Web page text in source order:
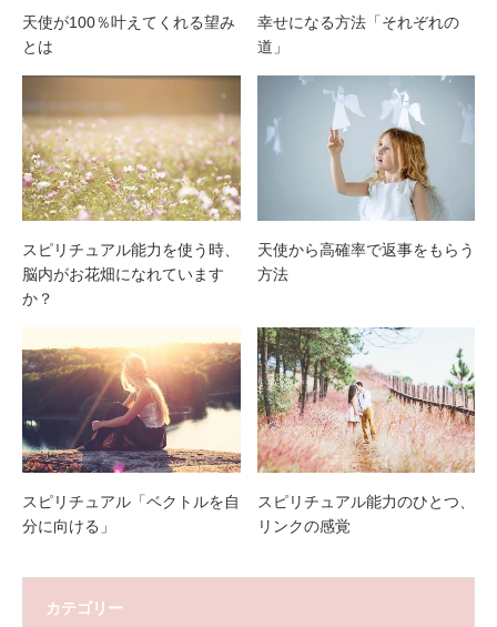
天使が100％叶えてくれる望み
とは
幸せになる方法「それぞれの
道」
スピリチュアル能力を使う時、
脳内がお花畑になれています
か？
天使から高確率で返事をもらう
方法
スピリチュアル「ベクトルを自
分に向ける」
スピリチュアル能力のひとつ、
リンクの感覚
カテゴリー